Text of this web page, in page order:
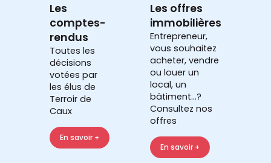
Les
comptes-
rendus
Toutes les
décisions
votées par
les élus de
Terroir de
Caux
En savoir +
Les offres
immobilières
Entrepreneur,
vous souhaitez
acheter, vendre
ou louer un
local, un
bâtiment...?
Consultez nos
offres
En savoir +